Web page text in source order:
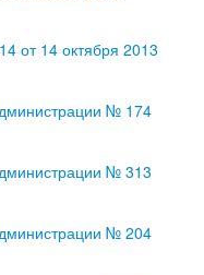
от 14 октября 2013
№ 174
№ 313
№ 204